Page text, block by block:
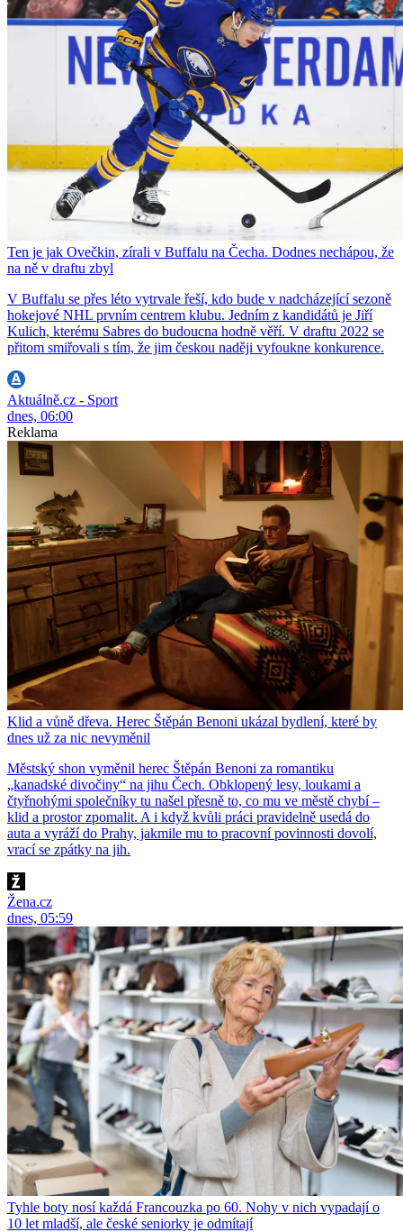
Ten je jak Ovečkin, zírali v Buffalu na Čecha. Dodnes nechápou, že
na ně v draftu zbyl
V Buffalu se přes léto vytrvale řeší, kdo bude v nadcházející sezoně
hokejové NHL prvním centrem klubu. Jedním z kandidátů je Jiří
Kulich, kterému Sabres do budoucna hodně věří. V draftu 2022 se
přitom smiřovali s tím, že jim českou naději vyfoukne konkurence.
Aktuálně.cz - Sport
dnes, 06:00
Reklama
Klid a vůně dřeva. Herec Štěpán Benoni ukázal bydlení, které by
dnes už za nic nevyměnil
Městský shon vyměnil herec Štěpán Benoni za romantiku
„kanadské divočiny“ na jihu Čech. Obklopený lesy, loukami a
čtyřnohými společníky tu našel přesně to, co mu ve městě chybí –
klid a prostor zpomalit. A i když kvůli práci pravidelně usedá do
auta a vyráží do Prahy, jakmile mu to pracovní povinnosti dovolí,
vrací se zpátky na jih.
Žena.cz
dnes, 05:59
Tyhle boty nosí každá Francouzka po 60. Nohy v nich vypadají o
10 let mladší, ale české seniorky je odmítají